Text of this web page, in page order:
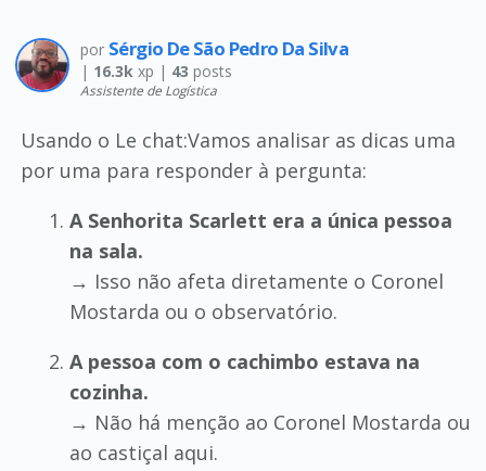
por Sérgio De São Pedro Da Silva
| 16.3kxp | 43 posts
Assistente de Logística
Usando o Le chat:Vamos analisar as dicas uma
por uma para responder à pergunta:
A Senhorita Scarlett era a única pessoa
na sala.
→ Isso não afeta diretamente o Coronel
Mostarda ou o observatório.
A pessoa com o cachimbo estava na
cozinha.
→ Não há menção ao Coronel Mostarda ou
ao castiçal aqui.